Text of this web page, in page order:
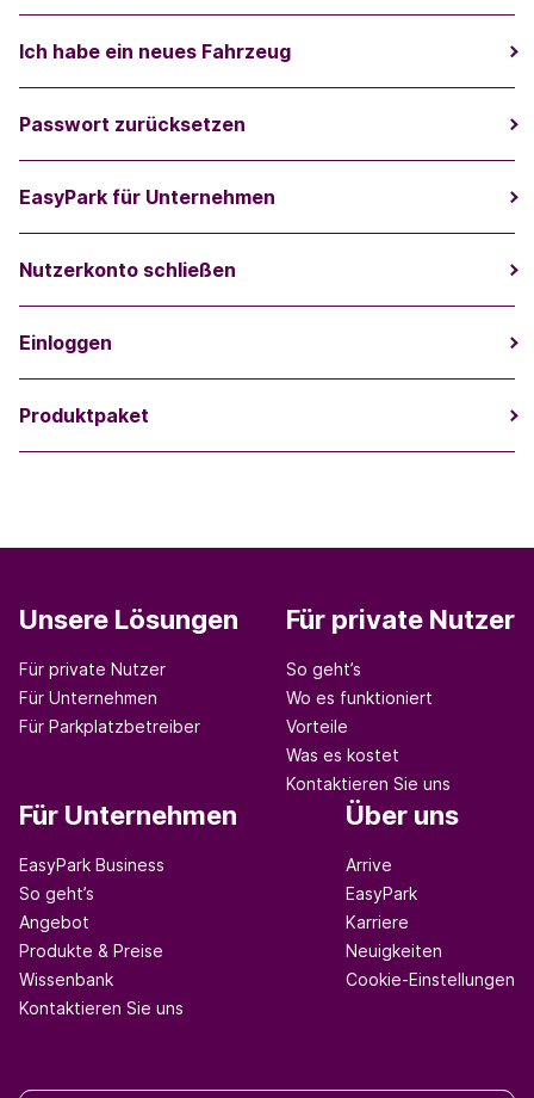
Ich habe ein neues Fahrzeug
Passwort zurücksetzen
EasyPark für Unternehmen
Nutzerkonto schließen
Einloggen
Produktpaket
Unsere Lösungen
Für private Nutzer
Für Unternehmen
Für Parkplatzbetreiber
Für private Nutzer
So geht’s
Wo es funktioniert
Vorteile
Was es kostet
Kontaktieren Sie uns
Für Unternehmen
EasyPark Business
So geht’s
Angebot
Produkte & Preise
Wissenbank
Kontaktieren Sie uns
Über uns
Arrive
EasyPark
Karriere
Neuigkeiten
Cookie-Einstellungen